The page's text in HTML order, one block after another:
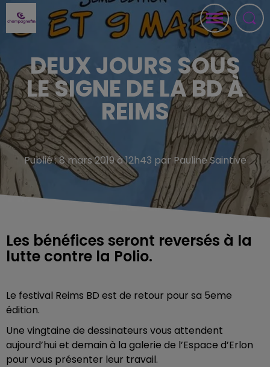
DEUX JOURS SOUS
LE SIGNE DE LA BD À
REIMS
Publié : 8 mars 2019 à 12h43 par Pauline Saintive
Les bénéfices seront reversés à la
lutte contre la Polio.
Le festival Reims BD est de retour pour sa 5eme
édition.
Une vingtaine de dessinateurs vous attendent
aujourd’hui et demain à la galerie de l’Espace d’Erlon
pour vous présenter leur travail.